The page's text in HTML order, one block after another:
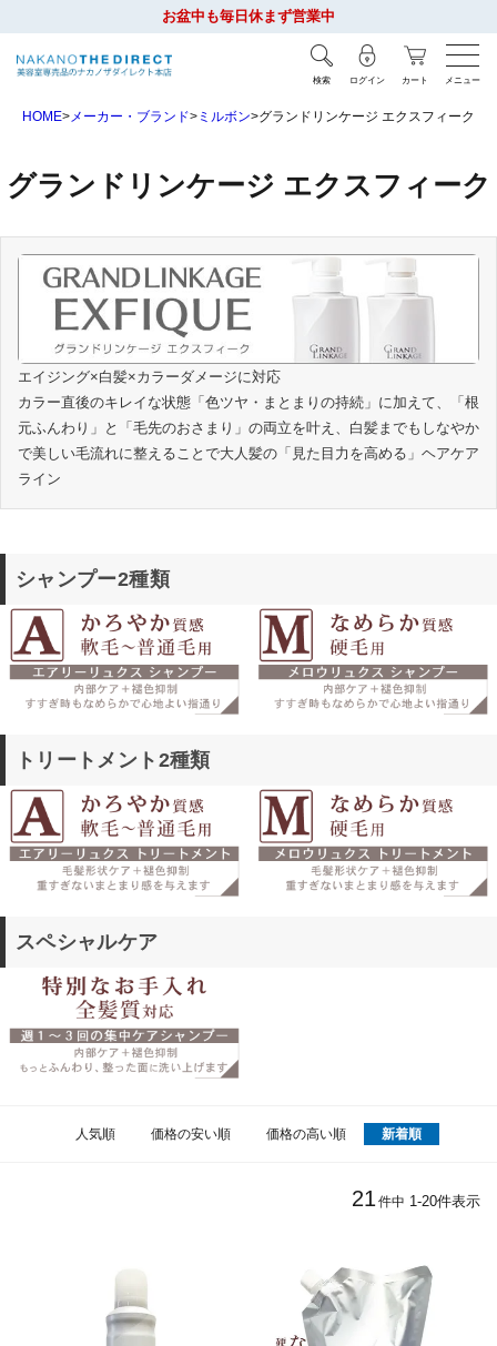
お盆中も毎日休まず営業中
検索 ログイン カート メニュー
HOME メーカー・ブランド ミルボン グランドリンケージ エクスフィーク
グランドリンケージ エクスフィーク
エイジング×白髪×カラーダメージに対応
カラー直後のキレイな状態「色ツヤ・まとまりの持続」に加えて、「根
元ふんわり」と「毛先のおさまり」の両立を叶え、白髪までもしなやか
で美しい毛流れに整えることで大人髪の「見た目力を高める」ヘアケア
ライン
シャンプー2種類
トリートメント2種類
スペシャルケア
人気順 価格の安い順 価格の高い順 新着順
21 件中 1 -20件表示